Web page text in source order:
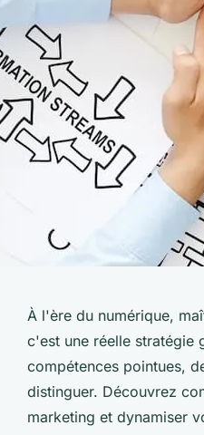
À l'ère du numérique,
c'est une réelle stratégie
compétences pointues,
distinguer. Découvrez
marketing et dynamiser